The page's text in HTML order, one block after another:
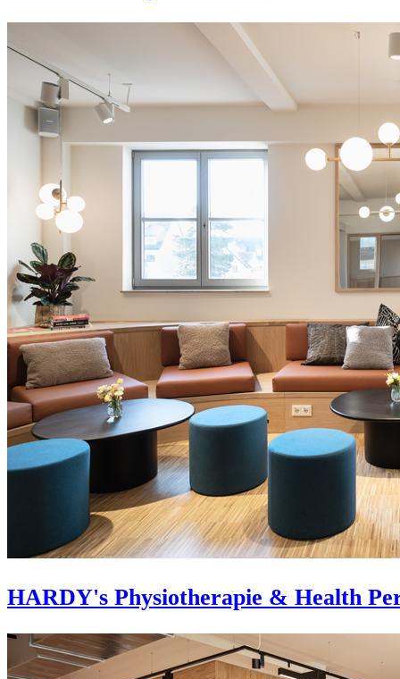
HARDY's Physiotherapie & Health